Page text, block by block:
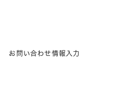
お問い合わせ情報入力